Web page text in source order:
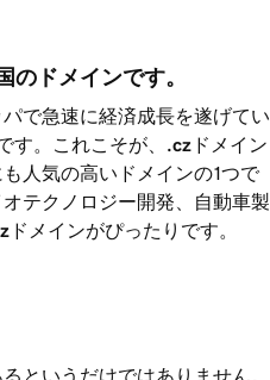
のドメインです。
で急速に経済成長を遂げてい
す。これこそが、
.cz ドメイン
人気の高いドメインの1つで
テクノロジー開発、自動車製
ドメインがぴったりです。
というだけではありません。